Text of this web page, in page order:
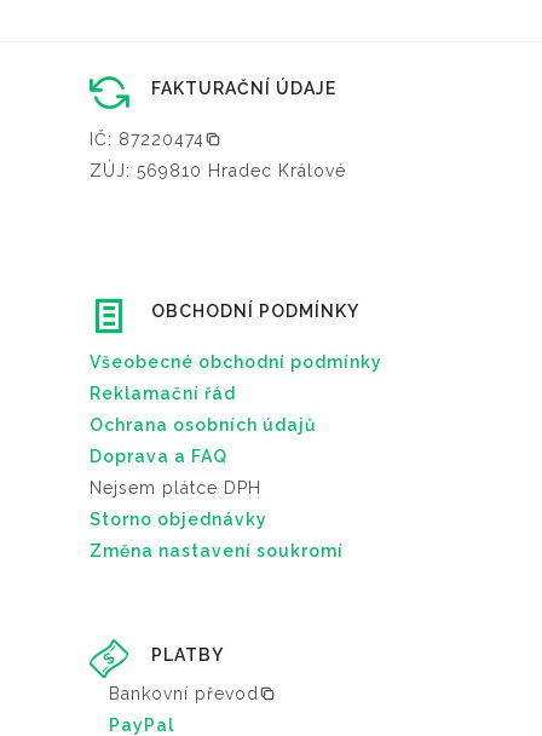
FAKTURAČNÍ ÚDAJE
IČ: 87220474
ZÚJ: 569810 Hradec Králové
OBCHODNÍ PODMÍNKY
Všeobecné obchodní podmínky
Reklamační řád
Ochrana osobních údajů
Doprava a FAQ
Nejsem plátce DPH
Storno objednávky
Změna nastavení soukromí
PLATBY
Bankovní převod
PayPal